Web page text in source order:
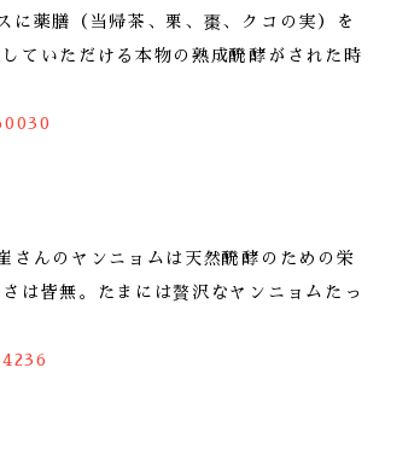
薬膳（当帰茶、栗、棗、クコの実）を
ていただける本物の熟成醗酵がされた時
んのヤンニョムは天然醗酵のための栄
は皆無。たまには贅沢なヤンニョムたっ